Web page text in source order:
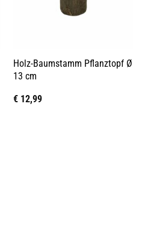
Holz-Baumstamm Pflanztopf Ø
13 cm
€12,99